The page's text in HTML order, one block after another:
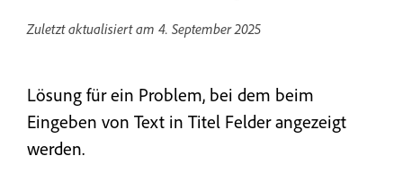
Zuletzt aktualisiert am 4. September 2025
Lösung für ein Problem, bei dem beim
Eingeben von Text in Titel Felder angezeigt
werden.